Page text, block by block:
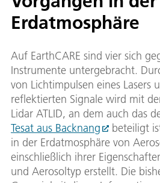
Erdatmosphäre
Auf EarthCARE sind vier sich
Instrumente untergebracht.
von Lichtimpulsen eines Lasers
reflektierten Signale wird mit
Lidar ATLID, an dem auch das
Tesat aus Backnang
beteiligt
in der Erdatmosphäre von
einschließlich ihrer
und Aerosoltyp erstellt. Die